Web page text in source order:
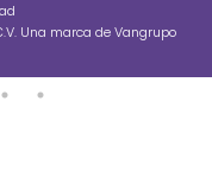
Una marca de Vangrupo